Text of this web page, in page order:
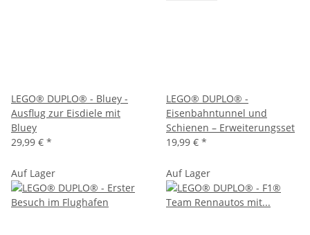
LEGO® DUPLO® - Bluey -
Ausflug zur Eisdiele mit
Bluey
29,99 € *
LEGO® DUPLO® -
Eisenbahntunnel und
Schienen – Erweiterungsset
19,99 € *
Auf Lager Auf Lager